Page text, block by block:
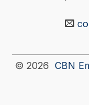
© 2026 CBN